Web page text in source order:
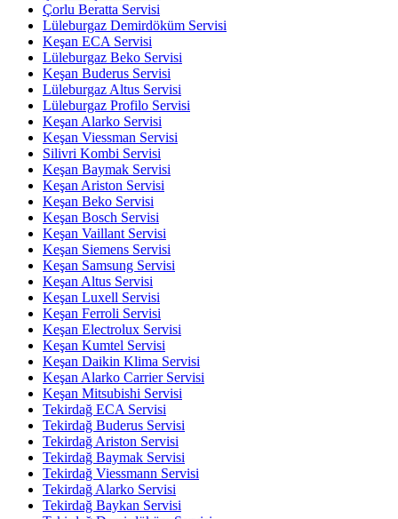
Çorlu Beratta Servisi
Lüleburgaz Demirdöküm Servisi
Keşan ECA Servisi
Lüleburgaz Beko Servisi
Keşan Buderus Servisi
Lüleburgaz Altus Servisi
Lüleburgaz Profilo Servisi
Keşan Alarko Servisi
Keşan Viessman Servisi
Silivri Kombi Servisi
Keşan Baymak Servisi
Keşan Ariston Servisi
Keşan Beko Servisi
Keşan Bosch Servisi
Keşan Vaillant Servisi
Keşan Siemens Servisi
Keşan Samsung Servisi
Keşan Altus Servisi
Keşan Luxell Servisi
Keşan Ferroli Servisi
Keşan Electrolux Servisi
Keşan Kumtel Servisi
Keşan Daikin Klima Servisi
Keşan Alarko Carrier Servisi
Keşan Mitsubishi Servisi
Tekirdağ ECA Servisi
Tekirdağ Buderus Servisi
Tekirdağ Ariston Servisi
Tekirdağ Baymak Servisi
Tekirdağ Viessmann Servisi
Tekirdağ Alarko Servisi
Tekirdağ Baykan Servisi